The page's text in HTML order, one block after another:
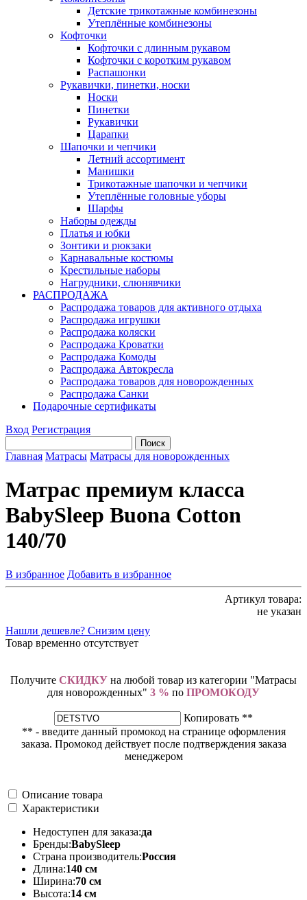
Детские трикотажные комбинезоны
Утеплённые комбинезоны
Кофточки
Кофточки с длинным рукавом
Кофточки с коротким рукавом
Распашонки
Рукавички, пинетки, носки
Носки
Пинетки
Рукавички
Царапки
Шапочки и чепчики
Летний ассортимент
Манишки
Трикотажные шапочки и чепчики
Утеплённые головные уборы
Шарфы
Наборы одежды
Платья и юбки
Зонтики и рюкзаки
Карнавальные костюмы
Крестильные наборы
Нагрудники, слюнявчики
РАСПРОДАЖА
Распродажа товаров для активного отдыха
Распродажа игрушки
Распродажа коляски
Распродажа Кроватки
Распродажа Комоды
Распродажа Автокресла
Распродажа товаров для новорожденных
Распродажа Санки
Подарочные сертификаты
Вход Регистрация
Главная Матрасы Матрасы для новорожденных
Матрас премиум класса
BabySleep Buona Cotton
140/70
В избранное Добавить в избранное
Артикул товара:
не указан
Нашли дешевле? Снизим цену
Товар временно отсутствует
Получите СКИДКУ на любой товар из категории "Матрасы
для новорожденных" 3 % по ПРОМОКОДУ
Копировать **
** - введите данный промокод на странице оформления
заказа. Промокод действует после подтверждения заказа
менеджером
Описание товара
Характеристики
Недоступен для заказа:да
Бренды:BabySleep
Страна производитель:Россия
Длина:140 см
Ширина:70 см
Высота:14 см